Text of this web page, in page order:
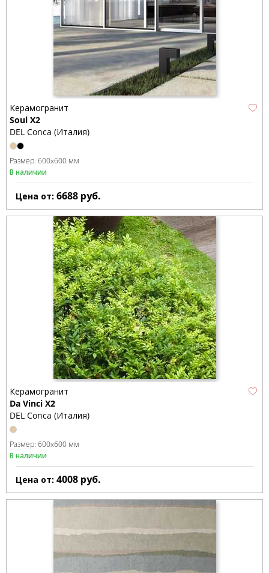
Керамогранит
Soul X2
DEL Conca (Италия)
Размер: 600x600 мм
В наличии
Цена от: 6688 руб.
Керамогранит
Da Vinci X2
DEL Conca (Италия)
Размер: 600x600 мм
В наличии
Цена от: 4008 руб.